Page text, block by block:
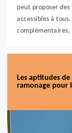
peut proposer
accessibles à
Les aptitudes
ramonage pour